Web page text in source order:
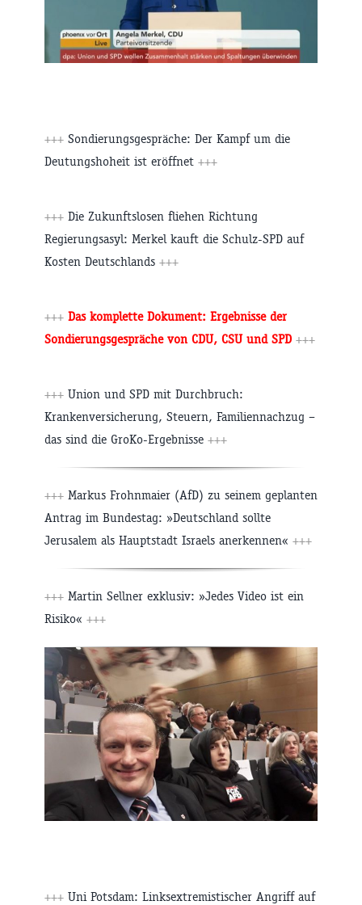
+++ Sondierungsgespräche: Der Kampf um die
Deutungshoheit ist eröffnet +++
+++ Die Zukunftslosen fliehen Richtung
Regierungsasyl: Merkel kauft die Schulz-SPD auf
Kosten Deutschlands +++
+++ Das komplette Dokument: Ergebnisse der
Sondierungsgespräche von CDU, CSU und SPD +++
+++ Union und SPD mit Durchbruch:
Krankenversicherung, Steuern, Familiennachzug –
das sind die GroKo-Ergebnisse +++
+++ Markus Frohnmaier (AfD) zu seinem geplanten
Antrag im Bundestag: »Deutschland sollte
Jerusalem als Hauptstadt Israels anerkennen« +++
+++ Martin Sellner exklusiv: »Jedes Video ist ein
Risiko« +++
+++ Uni Potsdam: Linksextremistischer Angriff auf